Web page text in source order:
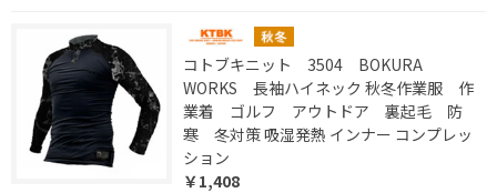
コトブキニット 3504 BOKURA
WORKS 長袖ハイネック 秋冬作業服 作
業着 ゴルフ アウトドア 裏起毛 防
寒 冬対策 吸湿発熱 インナー コンプレッ
ション
￥1,408